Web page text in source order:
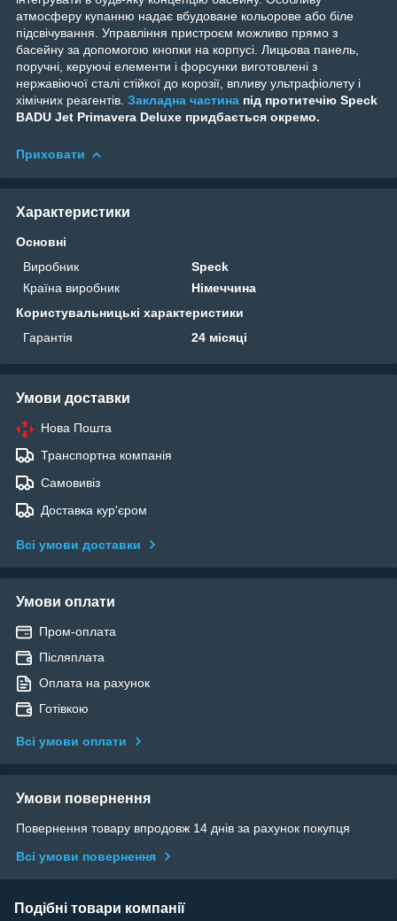
атмосферу купанню надає вбудоване кольорове або біле
підсвічування. Управління пристроєм можливо прямо з
басейну за допомогою кнопки на корпусі. Лицьова панель,
поручні, керуючі елементи і форсунки виготовлені з
нержавіючої сталі стійкої до корозії, впливу ультрафіолету і
хімічних реагентів. Закладна частина під протитечію Speck
BADU Jet Primavera Deluxe придбається окремо.
Приховати
Характеристики
Основні
Виробник
Speck
Країна виробник
Німеччина
Користувальницькі характеристики
Гарантія
24 місяці
Умови доставки
Нова Пошта
Транспортна компанія
Самовивіз
Доставка кур'єром
Всі умови доставки
Умови оплати
Пром-оплата
Післяплата
Оплата на рахунок
Готівкою
Всі умови оплати
Умови повернення
Повернення товару впродовж 14 днів за рахунок покупця
Всі умови повернення
Подібні товари компанії